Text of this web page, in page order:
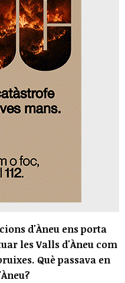
d'Àneu ens porta
les Valls d'Àneu com
Què passava en